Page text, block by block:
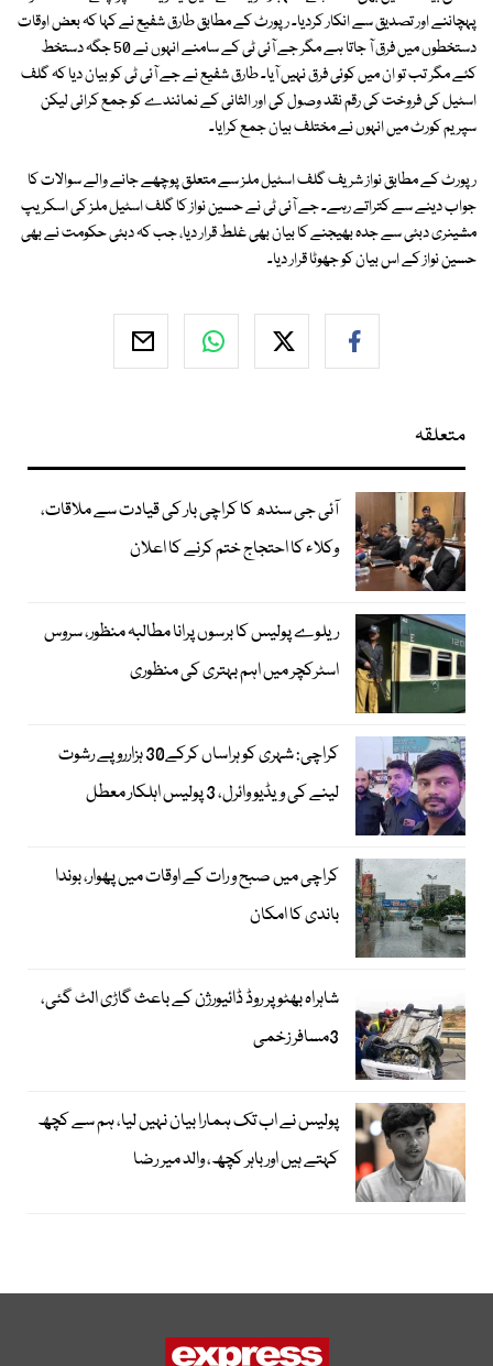
پہچاننے اور تصدیق سے انکار کردیا۔ رپورٹ کے مطابق طارق شفیع نے کہا کہ بعض اوقات
دستخطوں میں فرق آ جاتا ہے مگر جے آئی ٹی کے سامنے انہوں نے 50 جگہ دستخط
کئے مگر تب تو ان میں کوئی فرق نہیں آیا۔ طارق شفیع نے جے آئی ٹی کو بیان دیا کہ گلف
اسٹیل کی فروخت کی رقم نقد وصول کی اور الثانی کے نمائندے کو جمع کرائی لیکن
سپریم کورٹ میں انہوں نے مختلف بیان جمع کرایا۔
رپورٹ کے مطابق نواز شریف گلف اسٹیل ملز سے متعلق پوچھے جانے والے سوالات کا
جواب دینے سے کتراتے رہے۔ جے آئی ٹی نے حسین نواز کا گلف اسٹیل ملز کی اسکریپ
مشینری دبئی سے جدہ بھیجنے کا بیان بھی غلط قرار دیا، جب کہ دبئی حکومت نے بھی
حسین نواز کے اس بیان کو جھوٹا قرار دیا۔
متعلقہ
آئی جی سندھ کا کراچی بار کی قیادت سے ملاقات،
وکلاء کا احتجاج ختم کرنے کا اعلان
ریلوے پولیس کا برسوں پرانا مطالبہ منظور، سروس
اسٹرکچر میں اہم بہتری کی منظوری
کراچی: شہری کو ہراساں کرکے30 ہزارروپے رشوت
لینے کی ویڈیو وائرل، 3 پولیس اہلکار معطل
کراچی میں صبح و رات کے اوقات میں پھوار، بوندا
باندی کا امکان
شاہراہ بھٹو پر روڈ ڈائیورژن کے باعث گاڑی الٹ گئی،
3مسافر زخمی
پولیس نے اب تک ہمارا بیان نہیں لیا، ہم سے کچھ
کہتے ہیں اور باہر کچھ، والد میر رضا